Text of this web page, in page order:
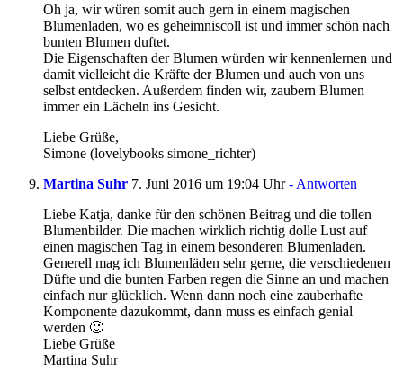
Oh ja, wir würen somit auch gern in einem magischen
Blumenladen, wo es geheimniscoll ist und immer schön nach
bunten Blumen duftet.
Die Eigenschaften der Blumen würden wir kennenlernen und
damit vielleicht die Kräfte der Blumen und auch von uns
selbst entdecken. Außerdem finden wir, zaubern Blumen
immer ein Lächeln ins Gesicht.
Liebe Grüße,
Simone (lovelybooks simone_richter)
Martina Suhr 7. Juni 2016 um 19:04 Uhr- Antworten
Liebe Katja, danke für den schönen Beitrag und die tollen
Blumenbilder. Die machen wirklich richtig dolle Lust auf
einen magischen Tag in einem besonderen Blumenladen.
Generell mag ich Blumenläden sehr gerne, die verschiedenen
Düfte und die bunten Farben regen die Sinne an und machen
einfach nur glücklich. Wenn dann noch eine zauberhafte
Komponente dazukommt, dann muss es einfach genial
werden 🙂
Liebe Grüße
Martina Suhr